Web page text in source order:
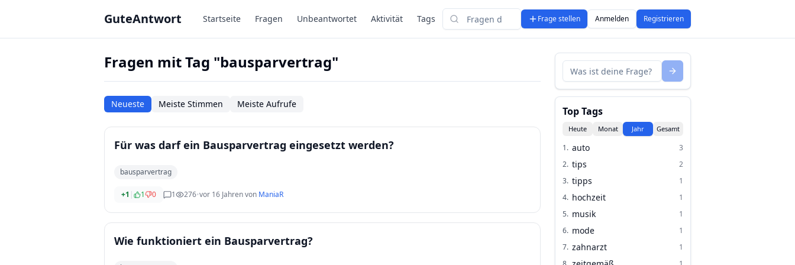
GuteAntwort Startseite Fragen Unbeantwortet Aktivität Tags
Suchen
Frage stellen Anmelden Registrieren
Fragen mit Tag "bausparvertrag"
Neueste Meiste Stimmen Meiste Aufrufe
Für was darf ein Bausparvertrag eingesetzt werden?
bausparvertrag
+1 | 1 0 1 276•vor 16 Jahrenvon ManiaR
Wie funktioniert ein Bausparvertrag?
Top Tags
Heute Monat Jahr Gesamt
1. auto
3
2. tips
2
3. tipps
1
4. hochzeit
1
5. musik
1
6. mode
1
7. zahnarzt
1